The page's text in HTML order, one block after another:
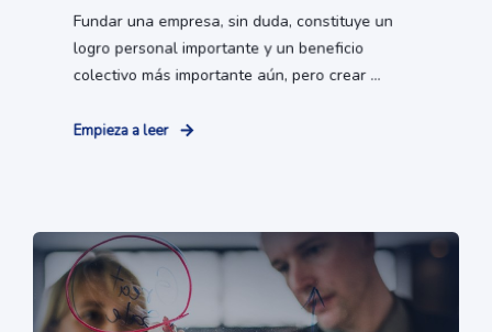
Fundar una empresa, sin duda, constituye un
logro personal importante y un beneficio
colectivo más importante aún, pero crear ...
Empieza a leer